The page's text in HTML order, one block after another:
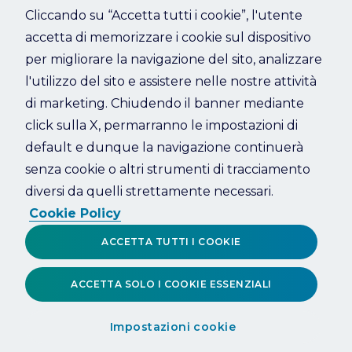
Refresh
Cliccando su “Accetta tutti i cookie”, l'utente
accetta di memorizzare i cookie sul dispositivo
per migliorare la navigazione del sito, analizzare
l'utilizzo del sito e assistere nelle nostre attività
di marketing. Chiudendo il banner mediante
click sulla X, permarranno le impostazioni di
default e dunque la navigazione continuerà
senza cookie o altri strumenti di tracciamento
diversi da quelli strettamente necessari.
Cookie Policy
Impostazioni cookie
ACCETTA SOLO I COOKIE ESSENZIALI
ACCETTA TUTTI I COOKIE